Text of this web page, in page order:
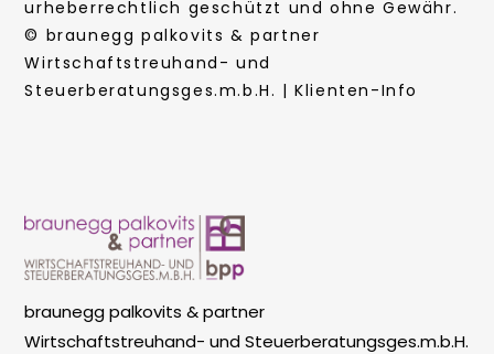
urheberrechtlich geschützt und ohne Gewähr.
© braunegg palkovits & partner
Wirtschaftstreuhand- und
Steuerberatungsges.m.b.H. | Klienten-Info
braunegg palkovits & partner
Wirtschaftstreuhand- und Steuerberatungsges.m.b.H.